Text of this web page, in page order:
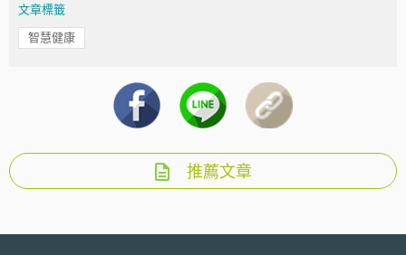
文章標籤
智慧健康
推薦文章